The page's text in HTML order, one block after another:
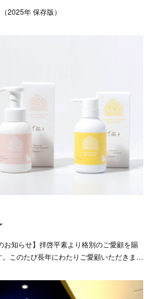
2025年 保存版）
お知らせ】拝啓平素より格別のご愛顧を賜
。このたび長年にわたりご愛顧いただきま…